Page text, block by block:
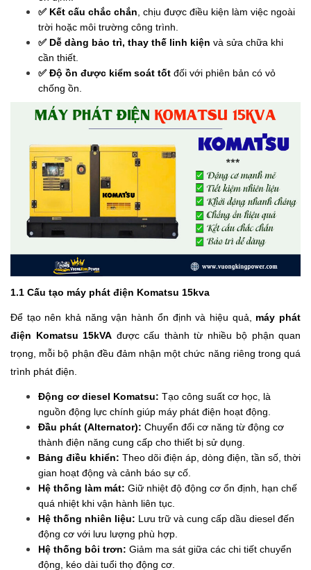
✅ Kết cấu chắc chắn , chịu được điều kiện làm việc ngoài
trời hoặc môi trường công trình.
✅ Dễ dàng bảo trì, thay thế linh kiện và sửa chữa khi
cần thiết.
✅ Độ ồn được kiểm soát tốt đối với phiên bản có vỏ
chống ồn.
1.1 Cấu tạo máy phát điện Komatsu 15kva
Để tạo nên khả năng vận hành ổn định và hiệu quả, máy phát
điện Komatsu 15kVA được cấu thành từ nhiều bộ phận quan
trọng, mỗi bộ phận đều đảm nhận một chức năng riêng trong quá
trình phát điện.
Động cơ diesel Komatsu: Tạo công suất cơ học, là
nguồn động lực chính giúp máy phát điện hoạt động.
Đầu phát (Alternator): Chuyển đổi cơ năng từ động cơ
thành điện năng cung cấp cho thiết bị sử dụng.
Bảng điều khiển: Theo dõi điện áp, dòng điện, tần số, thời
gian hoạt động và cảnh báo sự cố.
Hệ thống làm mát: Giữ nhiệt độ động cơ ổn định, hạn chế
quá nhiệt khi vận hành liên tục.
Hệ thống nhiên liệu: Lưu trữ và cung cấp dầu diesel đến
động cơ với lưu lượng phù hợp.
Hệ thống bôi trơn: Giảm ma sát giữa các chi tiết chuyển
động, kéo dài tuổi thọ động cơ.